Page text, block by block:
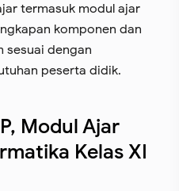
termasuk modul ajar
komponen dan
sesuai dengan
peserta didik.
Modul Ajar
Kelas XI